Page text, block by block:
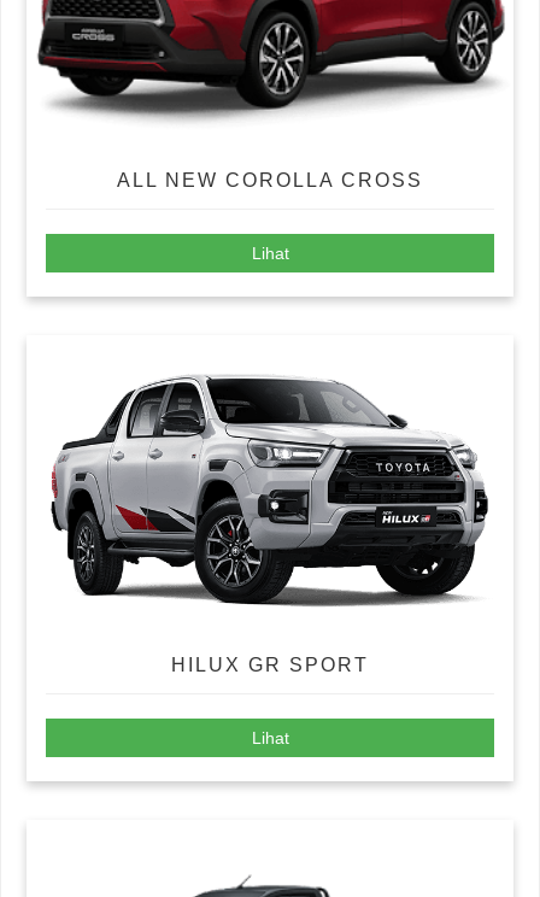
ALL NEW COROLLA CROSS
Lihat
HILUX GR SPORT
Lihat